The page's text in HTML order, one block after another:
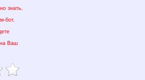
знать,
бот.
на Ваш